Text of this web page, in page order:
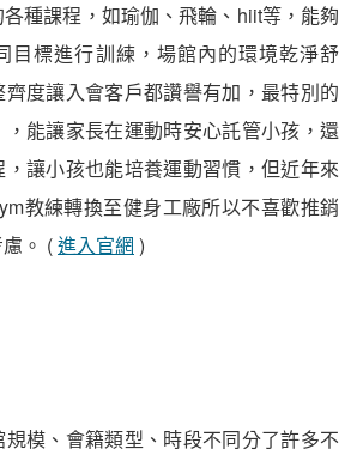
種課程，如瑜伽、飛輪、hiit等，能夠
目標進行訓練，場館內的環境乾淨舒
度讓入會客戶都讚譽有加，最特別的
能讓家長在運動時安心託管小孩，還
讓小孩也能培養運動習慣，但近年來
教練轉換至健身工廠所以不喜歡推銷
。 (進入官網 )
模、會籍類型、時段不同分了許多不